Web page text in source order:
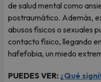
de salud mental como
postraumático. Además,
abusos físicos o sexuales
contacto físico, llegando
hafefobia, un miedo
PUEDES VER: ¿Qué